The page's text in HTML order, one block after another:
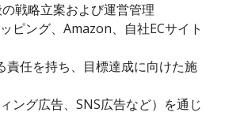
の戦略立案および運営管理
ピング、Amazon、自社ECサイト
責任を持ち、目標達成に向けた施
ング広告、SNS広告など）を通じ